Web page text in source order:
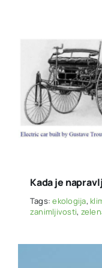
Kada je
Tags:ekologija,
zanimljivosti,